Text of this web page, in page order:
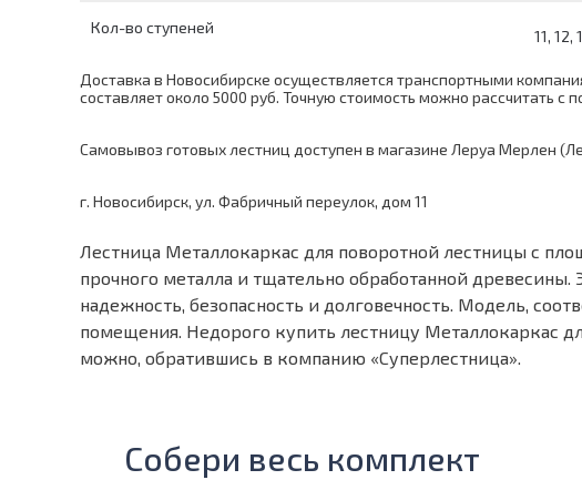
Кол-во ступеней 11, 12,
Доставка в Новосибирске осуществляется транспортными
составляет около 5000 руб. Точную стоимость можно рассчитать с
Самовывоз готовых лестниц доступен в магазине Леруа Мерлен
г. Новосибирск, ул. Фабричный переулок, дом 11
Лестница Металлокаркас для поворотной лестницы с
прочного металла и тщательно обработанной
надежность, безопасность и долговечность. Модель,
помещения. Недорого купить лестницу Металлокаркас
можно, обратившись в компанию «Суперлестница».
Собери весь комплект